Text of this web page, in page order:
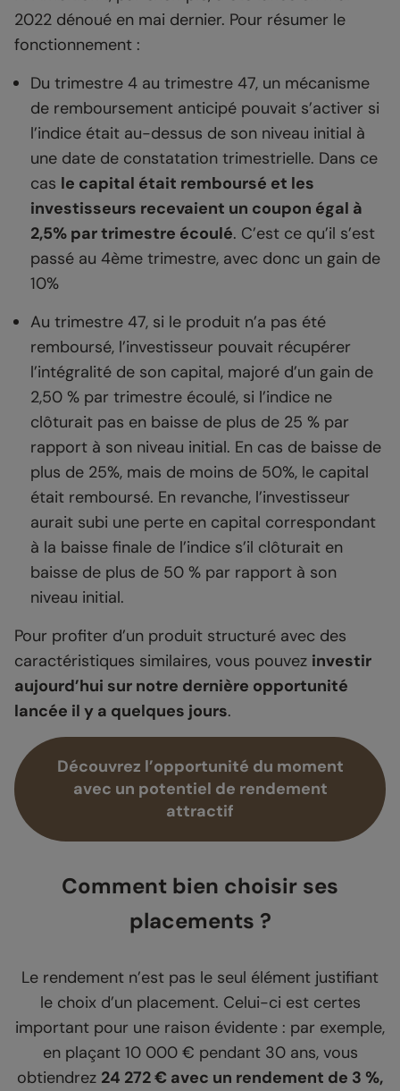
2022 dénoué en mai dernier. Pour résumer le
fonctionnement :
Du trimestre 4 au trimestre 47, un mécanisme
de remboursement anticipé pouvait s’activer si
l’indice était au-dessus de son niveau initial à
une date de constatation trimestrielle. Dans ce
cas le capital était remboursé et les
investisseurs recevaient un coupon égal à
2,5% par trimestre écoulé. C’est ce qu’il s’est
passé au 4ème trimestre, avec donc un gain de
10%
Au trimestre 47, si le produit n’a pas été
remboursé, l’investisseur pouvait récupérer
l’intégralité de son capital, majoré d’un gain de
2,50 % par trimestre écoulé, si l’indice ne
clôturait pas en baisse de plus de 25 % par
rapport à son niveau initial. En cas de baisse de
plus de 25%, mais de moins de 50%, le capital
était remboursé. En revanche, l’investisseur
aurait subi une perte en capital correspondant
à la baisse finale de l’indice s’il clôturait en
baisse de plus de 50 % par rapport à son
niveau initial.
Pour profiter d’un produit structuré avec des
caractéristiques similaires, vous pouvez investir
aujourd’hui sur notre dernière opportunité
lancée il y a quelques jours.
Découvrez l’opportunité du moment
avec un potentiel de rendement
attractif
Comment bien choisir ses
placements ?
Le rendement n’est pas le seul élément justifiant
le choix d’un placement. Celui-ci est certes
important pour une raison évidente : par exemple,
en plaçant 10 000 € pendant 30 ans, vous
obtiendrez 24 272 € avec un rendement de 3 %,